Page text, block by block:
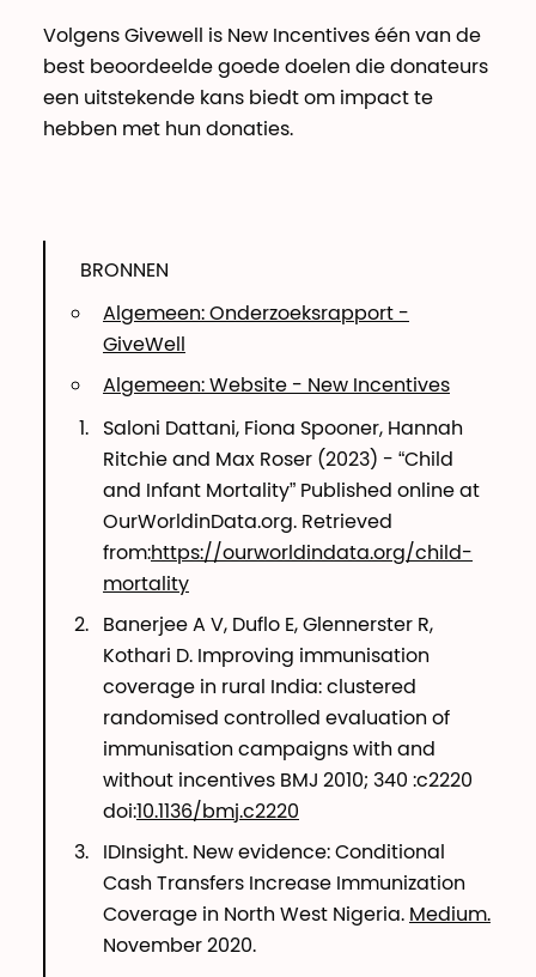
Volgens Givewell is New Incentives één van de
best beoordeelde goede doelen die donateurs
een uitstekende kans biedt om impact te
hebben met hun donaties.
BRONNEN
Algemeen: Onderzoeksrapport -
GiveWell
Algemeen: Website - New Incentives
Saloni Dattani, Fiona Spooner, Hannah
Ritchie and Max Roser (2023) - “Child
and Infant Mortality” Published online at
OurWorldinData.org. Retrieved
from:https://ourworldindata.org/child-
mortality
Banerjee A V, Duflo E, Glennerster R,
Kothari D. Improving immunisation
coverage in rural India: clustered
randomised controlled evaluation of
immunisation campaigns with and
without incentives BMJ 2010; 340 :c2220
doi:10.1136/bmj.c2220
IDInsight. New evidence: Conditional
Cash Transfers Increase Immunization
Coverage in North West Nigeria. Medium.
November 2020.